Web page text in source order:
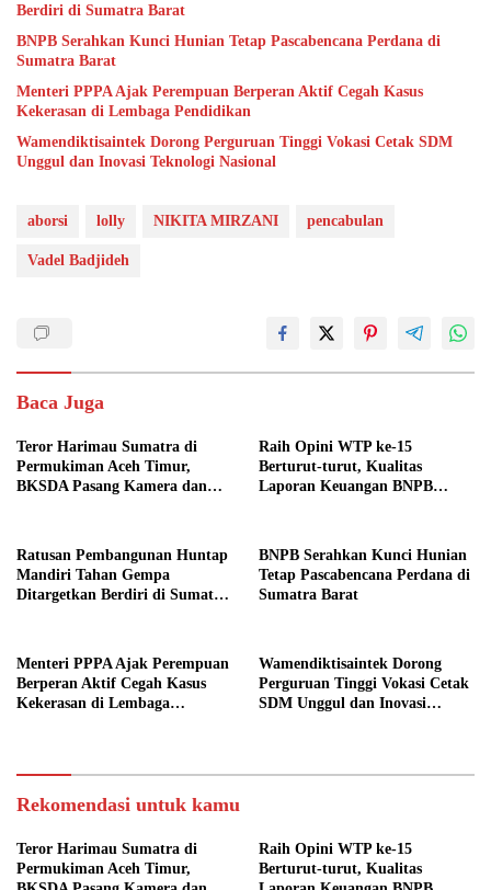
Berdiri di Sumatra Barat
BNPB Serahkan Kunci Hunian Tetap Pascabencana Perdana di
Sumatra Barat
Menteri PPPA Ajak Perempuan Berperan Aktif Cegah Kasus
Kekerasan di Lembaga Pendidikan
Wamendiktisaintek Dorong Perguruan Tinggi Vokasi Cetak SDM
Unggul dan Inovasi Teknologi Nasional
aborsi lolly NIKITA MIRZANI pencabulan
Vadel Badjideh
Baca Juga
Teror Harimau Sumatra di
Permukiman Aceh Timur,
BKSDA Pasang Kamera dan
Raih Opini WTP ke-15
Berturut-turut, Kualitas
Laporan Keuangan BNPB
Ratusan Pembangunan Huntap
Mandiri Tahan Gempa
Ditargetkan Berdiri di Sumatra
BNPB Serahkan Kunci Hunian
Tetap Pascabencana Perdana di
Sumatra Barat
Menteri PPPA Ajak Perempuan
Berperan Aktif Cegah Kasus
Kekerasan di Lembaga
Wamendiktisaintek Dorong
Perguruan Tinggi Vokasi Cetak
SDM Unggul dan Inovasi
Rekomendasi untuk kamu
Teror Harimau Sumatra di
Permukiman Aceh Timur,
Raih Opini WTP ke-15
Berturut-turut, Kualitas